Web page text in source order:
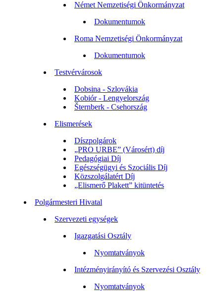
Német Nemzetiségi Önkormányzat
Dokumentumok
Roma Nemzetiségi Önkormányzat
Dokumentumok
Testvérvárosok
Dobsina - Szlovákia
Kobiór - Lengyelország
Šternberk - Csehország
Elismerések
Díszpolgárok
„PRO URBE” (Városért) díj
Pedagógiai Díj
Egészségügyi és Szociális Díj
Közszolgálatért Díj
„Elismerő Plakett” kitüntetés
Polgármesteri Hivatal
Szervezeti egységek
Igazgatási Osztály
Nyomtatványok
Intézményirányító és Szervezési Osztály
Nyomtatványok